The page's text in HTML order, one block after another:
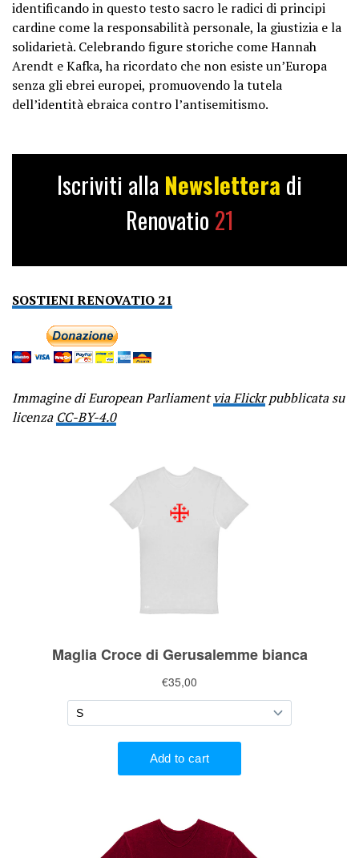
identificando in questo testo sacro le radici di principi
cardine come la responsabilità personale, la giustizia e la
solidarietà. Celebrando figure storiche come Hannah
Arendt e Kafka, ha ricordato che non esiste un’Europa
senza gli ebrei europei, promuovendo la tutela
dell’identità ebraica contro l’antisemitismo.
Iscriviti alla Newslettera di
Renovatio 21
SOSTIENI RENOVATIO 21
Immagine di European Parliamentvia Flickrpubblicata su
licenza CC-BY-4.0